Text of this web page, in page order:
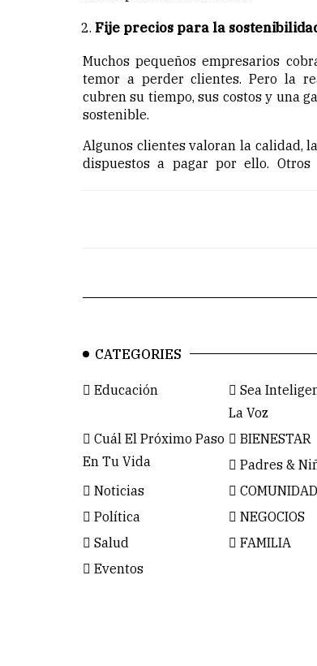
Fije precios para la
Muchos pequeños empresarios
temor a perder clientes. Pero la
cubren su tiempo, sus costos y una
sostenible.
Algunos clientes valoran la calidad,
dispuestos a pagar por ello.
CATEGORIES
Educación
Sea
La Voz
Cuál El Próximo Paso
En Tu Vida
BIENESTAR
Padres &
Noticias
COMUNIDAD
Política
NEGOCIOS
Salud
FAMILIA
Eventos